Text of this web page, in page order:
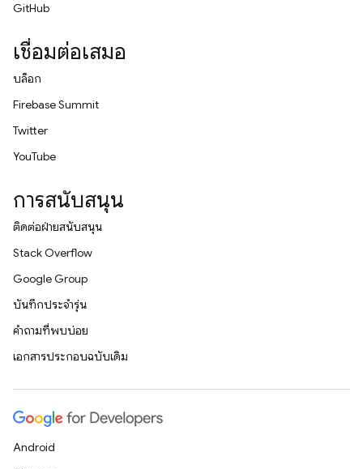
GitHub
เชื่อมต่อเสมอ
บล็อก
Firebase Summit
Twitter
YouTube
การสนับสนุน
ติดต่อฝ่ายสนับสนุน
Stack Overflow
Google Group
บันทึกประจำรุ่น
คำถามที่พบบ่อย
เอกสารประกอบฉบับเดิม
Android